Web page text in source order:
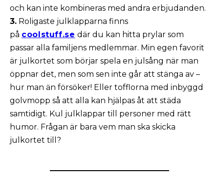
och kan inte kombineras med andra erbjudanden.
3. Roligaste julklapparna finns
på coolstuff.se där du kan hitta prylar som
passar alla familjens medlemmar. Min egen favorit
är julkortet som börjar spela en julsång när man
öppnar det, men som sen inte går att stänga av –
hur man än försöker! Eller tofflorna med inbyggd
golvmopp så att alla kan hjälpas åt att städa
samtidigt. Kul julklappar till personer med rätt
humor. Frågan är bara vem man ska skicka
julkortet till?